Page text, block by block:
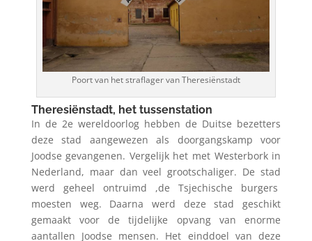
Poort van het straflager van Theresiënstadt
Theresiënstadt, het tussenstation
In de 2e wereldoorlog hebben de Duitse bezetters
deze stad aangewezen als doorgangskamp voor
Joodse gevangenen. Vergelijk het met Westerbork in
Nederland, maar dan veel grootschaliger. De stad
werd geheel ontruimd ,de Tsjechische burgers
moesten weg. Daarna werd deze stad geschikt
gemaakt voor de tijdelijke opvang van enorme
aantallen Joodse mensen. Het einddoel van deze